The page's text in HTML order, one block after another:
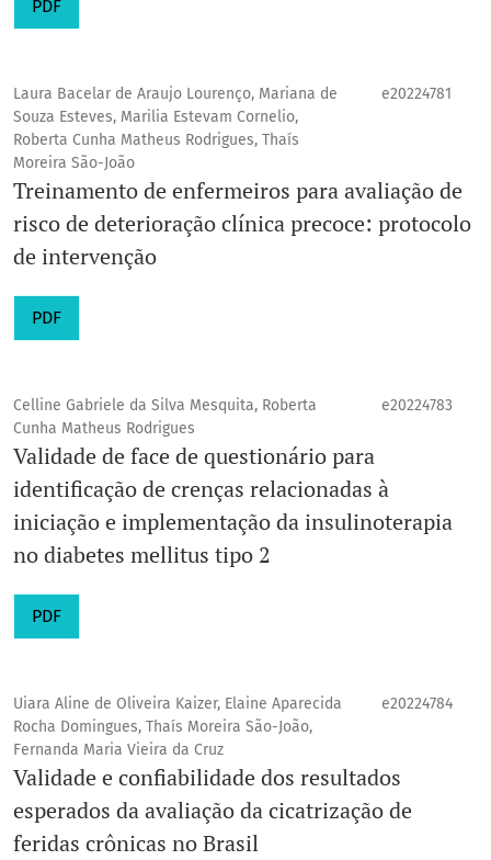
PDF
Laura Bacelar de Araujo Lourenço, Mariana de
Souza Esteves, Marilia Estevam Cornelio,
Roberta Cunha Matheus Rodrigues, Thaís
Moreira São-João
e20224781
Treinamento de enfermeiros para avaliação de
risco de deterioração clínica precoce: protocolo
de intervenção
PDF
Celline Gabriele da Silva Mesquita, Roberta
Cunha Matheus Rodrigues
e20224783
Validade de face de questionário para
identificação de crenças relacionadas à
iniciação e implementação da insulinoterapia
no diabetes mellitus tipo 2
PDF
Uiara Aline de Oliveira Kaizer, Elaine Aparecida
Rocha Domingues, Thaís Moreira São-João,
Fernanda Maria Vieira da Cruz
e20224784
Validade e confiabilidade dos resultados
esperados da avaliação da cicatrização de
feridas crônicas no Brasil